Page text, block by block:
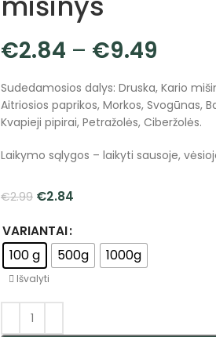
€2.84 – €9.49
Sudedamosios dalys: Druska, Kario
Aitriosios paprikos, Morkos, Svogūnas,
Kvapieji pipirai, Petražolės, Ciberžolės.
Laikymo sąlygos – laikyti sausoje,
€2.99 €2.84
VARIANTAI
100 g 500g 1000g
Išvalyti